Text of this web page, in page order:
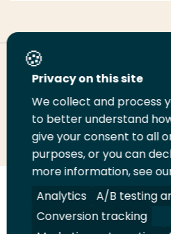
Deel deze pagina
Deel
LinkedIn
Deel
op
Twitter
Deel
op
Facebook
Email
deze
pagina
Volg
ons
Volg
ons
Volg
ons
Volg
ons
Juridisch Security
Privacy on this site
We collect and process
to better understand
give your consent to all
purposes, or you can
more information, see
Analytics
A/B testing
Conversion tracking